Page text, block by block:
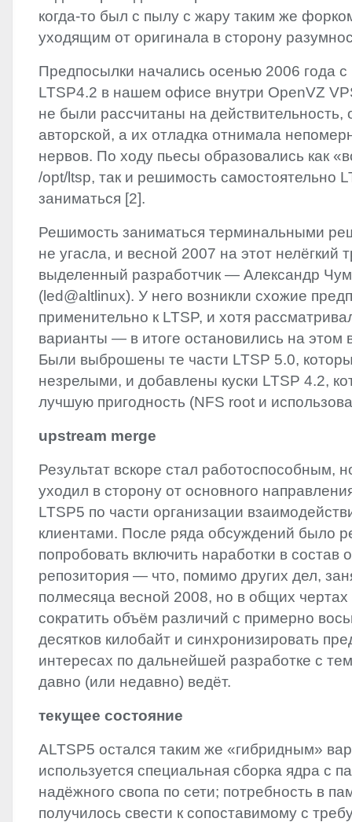
когда-то был с пылу с жару таким же
уходящим от оригинала в сторону
Предпосылки начались осенью‭ ‬2006‭ ‬года
LTSP4.2‭ ‬в нашем офисе внутри OpenVZ
не были рассчитаны на
авторской,‭ ‬а их отладка отнимала
нервов.‭ ‬По ходу пьесы образовались как‭
‬/opt/ltsp,‭ ‬так и решимость самостоятельно
заниматься‭ [‬2‭]‬.
Решимость заниматься терминальными
‬не угасла,‭ ‬и весной‭ ‬2007‭ ‬на этот нелёгкий
выделенный разработчик‭ ― ‬Александр
(‬led@altlinux‭)‬.‭ ‬У него возникли схожие
применительно к LTSP,‭ ‬и хотя
варианты‭ ― ‬в итоге остановились на этом
‬Были выброшены те части LTSP 5.0,‭
незрелыми,‭ ‬и добавлены куски LTSP 4.2,‭
лучшую пригодность‭ (‬NFS root и
upstream merge
Результат вскоре стал работоспособным,‭
уходил в сторону от основного
LTSP5‭ ‬по части организации
клиентами.‭ ‬После ряда обсуждений было
попробовать включить наработки в состав
репозитория‭ ― ‬что,‭ ‬помимо других дел,‭
полмесяца весной‭ ‬2008,‭ ‬но в общих чертах
сократить объём различий с примерно
десятков килобайт и синхронизировать
интересах по дальнейшей разработке с
давно‭ (‬или недавно‭) ‬ведёт.
текущее состояние
ALTSP5‭ ‬остался таким же‭ «‬гибридным‭»
‬используется специальная сборка ядра с
надёжного свопа по сети‭; ‬потребность в
получилось свести к сопоставимому с